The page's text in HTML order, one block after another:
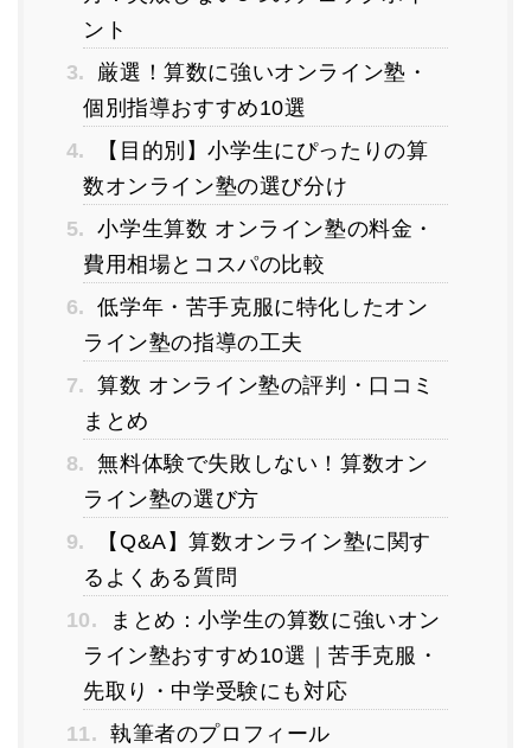
ント
3.
厳選！算数に強いオンライン塾・
個別指導おすすめ10選
4.
【目的別】小学生にぴったりの算
数オンライン塾の選び分け
5. 小学生算数 オンライン塾の料金・
費用相場とコスパの比較
6. 低学年・苦手克服に特化したオン
ライン塾の指導の工夫
7. 算数 オンライン塾の評判・口コミ
まとめ
8. 無料体験で失敗しない！算数オン
ライン塾の選び方
9.
【Q&A】算数オンライン塾に関す
るよくある質問
10.
まとめ：小学生の算数に強いオン
ライン塾おすすめ10選｜苦手克服・
先取り・中学受験にも対応
11. 執筆者のプロフィール